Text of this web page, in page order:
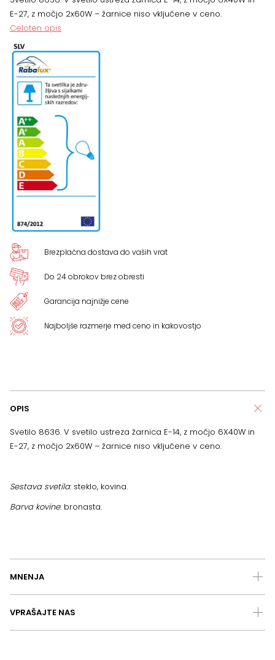
E-27, z močjo 2x60W – žarnice niso vključene v ceno.
Celoten opis
Brezplačna dostava do vaših vrat
Do 24 obrokov brez obresti
Garancija najnižje cene
Najboljše razmerje med ceno in kakovostjo
OPIS
Svetilo 8636. V svetilo ustreza žarnica E-14, z močjo 6X40W in
E-27, z močjo 2x60W – žarnice niso vključene v ceno.
Sestava svetila: steklo, kovina.
Barva kovine: bronasta.
MNENJA
VPRAŠAJTE NAS